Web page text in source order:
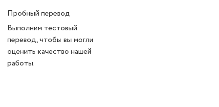
Пробный перевод
Выполним тестовый
перевод, чтобы вы могли
оценить качество нашей
работы.